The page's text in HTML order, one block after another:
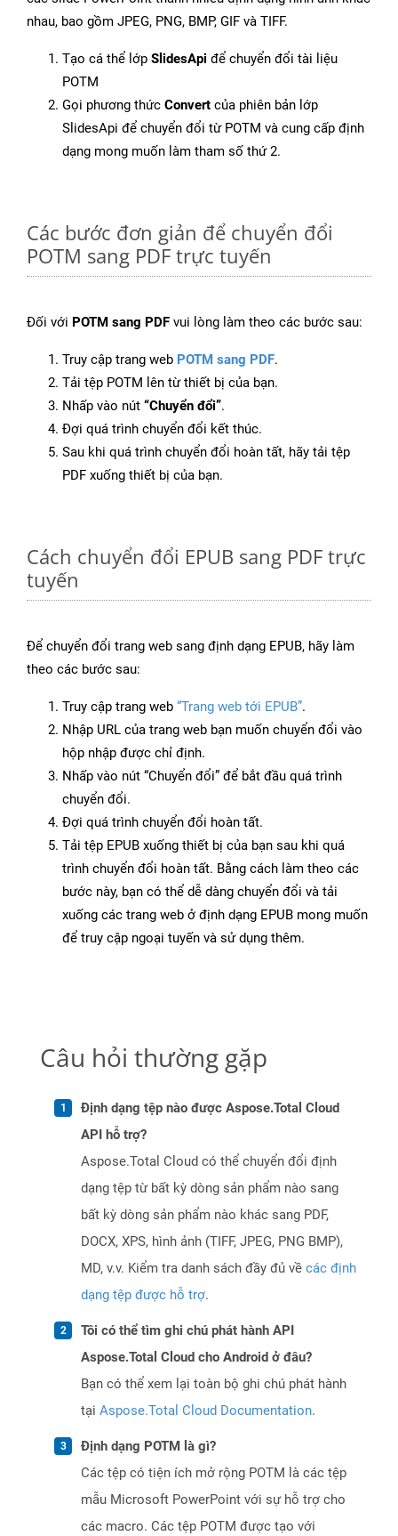
nhau, bao gồm JPEG, PNG, BMP, GIF và TIFF.
Tạo cá thể lớp SlidesApi để chuyển đổi tài liệu
POTM
Gọi phương thức Convert của phiên bản lớp
SlidesApi để chuyển đổi từ POTM và cung cấp định
dạng mong muốn làm tham số thứ 2.
Các bước đơn giản để chuyển đổi
POTM sang PDF trực tuyến
Đối với POTM sang PDF vui lòng làm theo các bước sau:
Truy cập trang web POTM sang PDF.
Tải tệp POTM lên từ thiết bị của bạn.
Nhấp vào nút “Chuyển đổi”.
Đợi quá trình chuyển đổi kết thúc.
Sau khi quá trình chuyển đổi hoàn tất, hãy tải tệp
PDF xuống thiết bị của bạn.
Cách chuyển đổi EPUB sang PDF trực
tuyến
Để chuyển đổi trang web sang định dạng EPUB, hãy làm
theo các bước sau:
Truy cập trang web “Trang web tới EPUB”.
Nhập URL của trang web bạn muốn chuyển đổi vào
hộp nhập được chỉ định.
Nhấp vào nút “Chuyển đổi” để bắt đầu quá trình
chuyển đổi.
Đợi quá trình chuyển đổi hoàn tất.
Tải tệp EPUB xuống thiết bị của bạn sau khi quá
trình chuyển đổi hoàn tất. Bằng cách làm theo các
bước này, bạn có thể dễ dàng chuyển đổi và tải
xuống các trang web ở định dạng EPUB mong muốn
để truy cập ngoại tuyến và sử dụng thêm.
Câu hỏi thường gặp
Định dạng tệp nào được Aspose.Total Cloud
API hỗ trợ?
Aspose.Total Cloud có thể chuyển đổi định
dạng tệp từ bất kỳ dòng sản phẩm nào sang
bất kỳ dòng sản phẩm nào khác sang PDF,
DOCX, XPS, hình ảnh (TIFF, JPEG, PNG BMP),
MD, v.v. Kiểm tra danh sách đầy đủ về các định
dạng tệp được hỗ trợ.
Tôi có thể tìm ghi chú phát hành API
Aspose.Total Cloud cho Android ở đâu?
Bạn có thể xem lại toàn bộ ghi chú phát hành
tại Aspose.Total Cloud Documentation.
Định dạng POTM là gì?
Các tệp có tiện ích mở rộng POTM là các tệp
mẫu Microsoft PowerPoint với sự hỗ trợ cho
các macro. Các tệp POTM được tạo với